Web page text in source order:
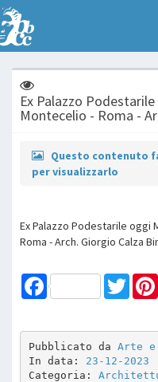
Ex Palazzo
Montecelio - Roma -
Questo contenuto
per visualizzarlo
Ex Palazzo Podestarile oggi
Roma - Arch. Giorgio Calza
Facebook
Pubblicato da Arte
In data: 23-12-2023
Categoria: